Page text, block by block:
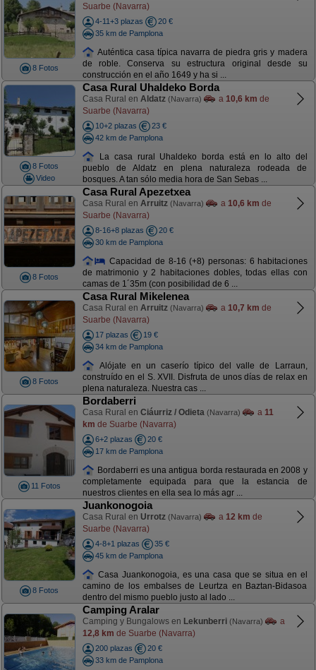
8 Fotos
Suarbe (Navarra)
4-11+3 plazas
20 €
35 km de Pamplona
Auténtica casa típica navarra de piedra gris y madera
de roble. Conserva su estructura original desde su
construcción en el año 1649 y ha si ...
8 Fotos
Video
Casa Rural Uhaldeko Borda
Casa Rural en Aldatz (Navarra) a 10,6 km de
Suarbe (Navarra)
10+2 plazas
23 €
42 km de Pamplona
La casa rural Uhaldeko borda está en lo alto del
pueblo de Aldatz en plena naturaleza rodeada de
bosques. A tan sólo media hora de San Sebas ...
8 Fotos
Casa Rural Apezetxea
Casa Rural en Arruitz (Navarra) a 10,6 km de
Suarbe (Navarra)
8-16+8 plazas
20 €
30 km de Pamplona
Capacidad de 8-16 (+8) personas: 6 habitaciones
de matrimonio y 2 habitaciones dobles, todas ellas con
camas de 1´35m (con posibilidad de 6 ...
8 Fotos
Casa Rural Mikelenea
Casa Rural en Arruitz (Navarra) a 10,7 km de
Suarbe (Navarra)
17 plazas
19 €
34 km de Pamplona
Alójate en un caserío típico del valle de Larraun,
construído en el S. XVII. Disfruta de unos días de relax en
plena naturaleza. Nuestra cas ...
11 Fotos
Bordaberri
Casa Rural en Ciáurriz / Odieta (Navarra) a 11
km de Suarbe (Navarra)
6+2 plazas
20 €
17 km de Pamplona
Bordaberri es una antigua borda restaurada en 2008 y
completamente equipada para que la estancia de
nuestros clientes en ella sea lo más agr ...
8 Fotos
Juankonogoia
Casa Rural en Urrotz (Navarra) a 12 km de
Suarbe (Navarra)
4-8+1 plazas
35 €
45 km de Pamplona
Casa Juankonogoia, es una casa que se situa en el
camino de los embalses de Leurtza en Baztan-Bidasoa
dentro del mismo pueblo justo al lado ...
Camping Aralar
Camping y Bungalows en Lekunberri (Navarra)
a
12,8 km de Suarbe (Navarra)
200 plazas
20 €
33 km de Pamplona